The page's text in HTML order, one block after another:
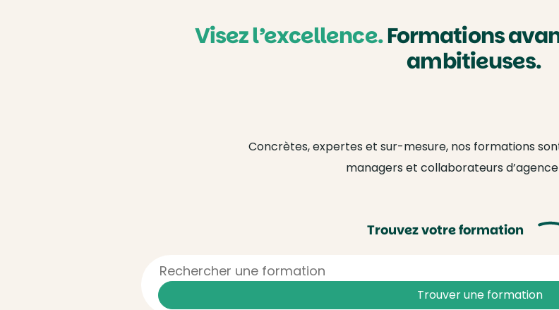
Visez l’excellence.Formations
ambitieuses.
Concrètes, expertes et sur-mesure, nos formations
managers et collaborateurs
Trouvez votre formation
Trouverune formation